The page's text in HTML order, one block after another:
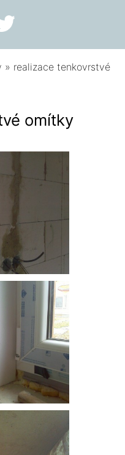
» realizace tenkovrstvé
omítky